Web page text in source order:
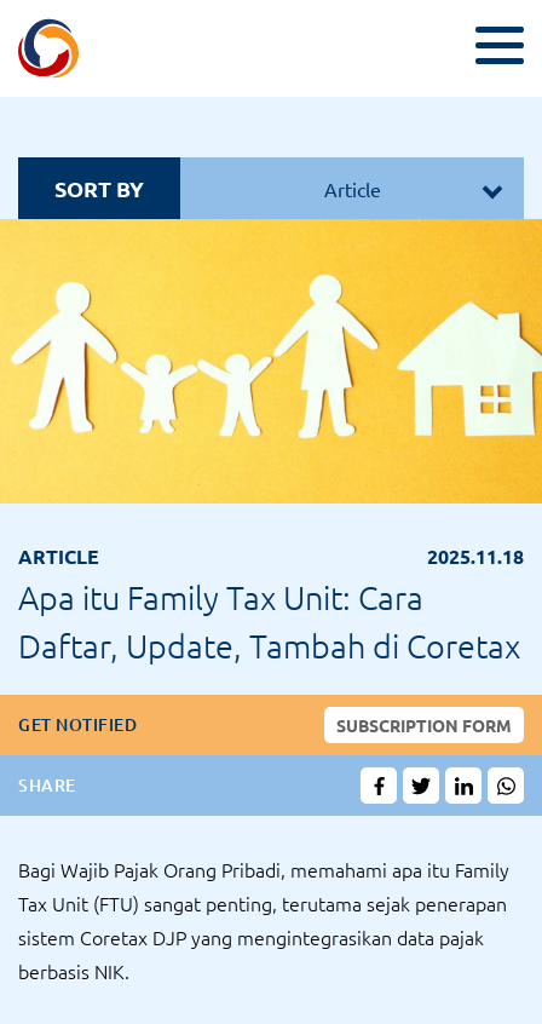
SORT BY Article
ARTICLE 2025.11.18
Apa itu Family Tax Unit: Cara
Daftar, Update, Tambah di Coretax
GET NOTIFIED SUBSCRIPTION FORM
SHARE
Bagi Wajib Pajak Orang Pribadi, memahami apa itu Family
Tax Unit (FTU) sangat penting, terutama sejak penerapan
sistem Coretax DJP yang mengintegrasikan data pajak
berbasis NIK.